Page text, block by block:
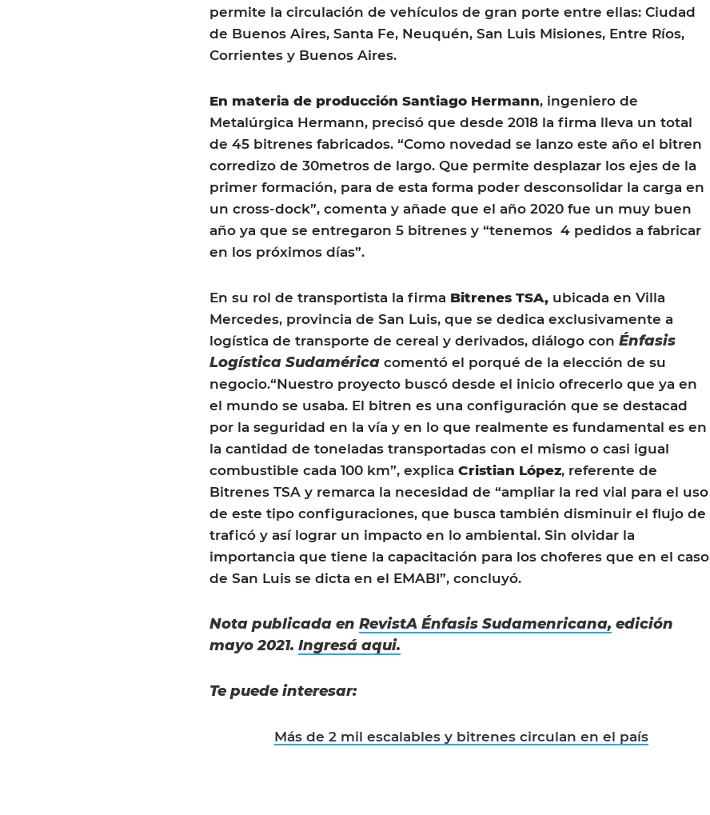
permite la circulación de vehículos de gran porte entre ellas: Ciudad
de Buenos Aires, Santa Fe, Neuquén, San Luis Misiones, Entre Ríos,
Corrientes y Buenos Aires.
En materia de producción Santiago Hermann, ingeniero de
Metalúrgica Hermann, precisó que desde 2018 la firma lleva un total
de 45 bitrenes fabricados. “Como novedad se lanzo este año el bitren
corredizo de 30metros de largo. Que permite desplazar los ejes de la
primer formación, para de esta forma poder desconsolidar la carga en
un cross-dock”, comenta y añade que el año 2020 fue un muy buen
año ya que se entregaron 5 bitrenes y “tenemos 4 pedidos a fabricar
en los próximos días”.
En su rol de transportista la firma Bitrenes TSA, ubicada en Villa
Mercedes, provincia de San Luis, que se dedica exclusivamente a
logística de transporte de cereal y derivados, diálogo con Énfasis
Logística Sudamérica comentó el porqué de la elección de su
negocio.“Nuestro proyecto buscó desde el inicio ofrecerlo que ya en
el mundo se usaba. El bitren es una configuración que se destacad
por la seguridad en la vía y en lo que realmente es fundamental es en
la cantidad de toneladas transportadas con el mismo o casi igual
combustible cada 100 km”, explica Cristian López, referente de
Bitrenes TSA y remarca la necesidad de “ampliar la red vial para el uso
de este tipo configuraciones, que busca también disminuir el flujo de
traficó y así lograr un impacto en lo ambiental. Sin olvidar la
importancia que tiene la capacitación para los choferes que en el caso
de San Luis se dicta en el EMABI”, concluyó.
Nota publicada en RevistA Énfasis Sudamenricana, edición
mayo 2021. Ingresá aqui.
Te puede interesar:
Más de 2 mil escalables y bitrenes circulan en el país